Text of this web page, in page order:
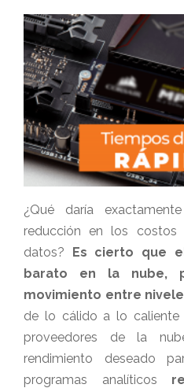
¿Qué daría
reducción en los costos
datos? Es cierto que
barato en la nube,
movimiento entre
de lo cálido a lo
proveedores de la
rendimiento deseado
programas analíticos